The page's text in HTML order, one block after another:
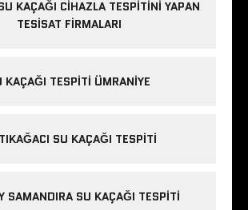
KAÇAĞI CIHAZLA TESPITINI YAPAN
TESISAT FIRMALARI
KAÇAĞI TESPITI ÜMRANIYE
SU KAÇAĞI TESPITI
SAMANDIRA SU KAÇAĞI TESPITI